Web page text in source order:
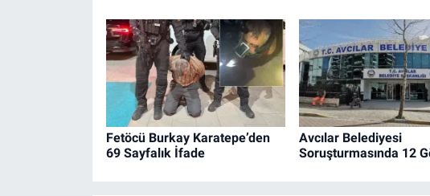
Fetöcü Burkay Karatepe’den
69 Sayfalık İfade
Avcılar Belediyesi
Soruşturmasında 12